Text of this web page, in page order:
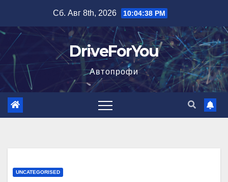
содержимому
Сб. Авг 8th, 2026 10:04:39 PM
DriveForYou
Автопрофи
UNCATEGORISED